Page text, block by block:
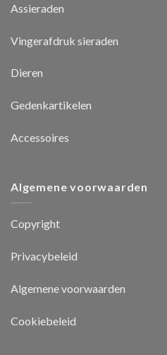
Assieraden
Vingerafdruk sieraden
Dieren
Gedenkartikelen
Accessoires
Algemene voorwaarden
Copyright
Privacybeleid
Algemene voorwaarden
Cookiebeleid